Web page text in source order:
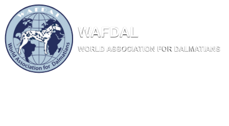
W AFDAL
WORL D ASSOC IATIONFORDALM ATIANS